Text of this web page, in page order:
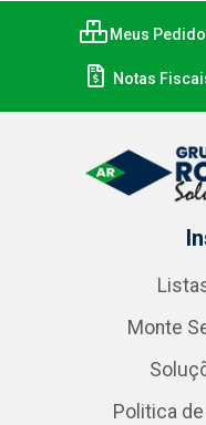
Meus
Notas
Monte
Politica